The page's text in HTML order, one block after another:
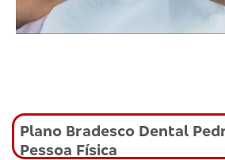
Plano Bradesco Dental
Pessoa Física